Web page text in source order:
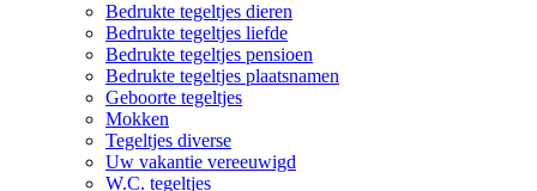
Bedrukte tegeltjes dieren
Bedrukte tegeltjes liefde
Bedrukte tegeltjes pensioen
Bedrukte tegeltjes plaatsnamen
Geboorte tegeltjes
Mokken
Tegeltjes diverse
Uw vakantie vereeuwigd
W.C. tegeltjes